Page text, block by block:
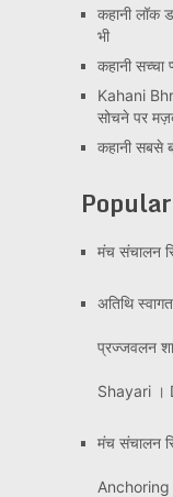
कहानी लॉक
भी
कहानी सच्चा
Kahani
सोचने पर
कहानी सबसे
मंच संचालन
अतिथि
प्रज्जवलन
Shayari ।
मंच संचालन